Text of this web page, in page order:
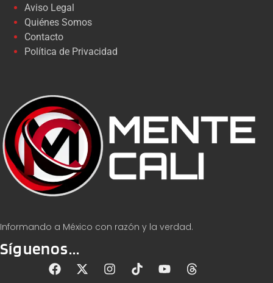
Informando a México con razón y la verdad.
Síguenos...
Aviso Legal
Quiénes Somos
Contacto
Política de Privacidad